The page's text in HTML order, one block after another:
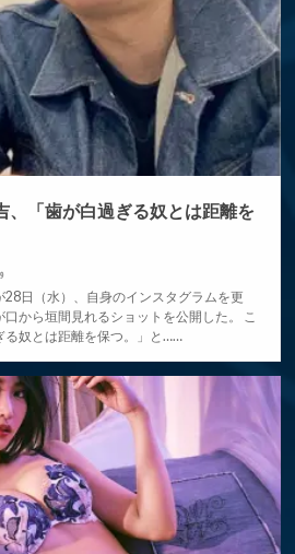
、「歯が白過ぎる奴とは距離を
日（水）、自身のインスタグラムを更
から垣間見れるショットを公開した。 こ
る奴とは距離を保つ。」と……